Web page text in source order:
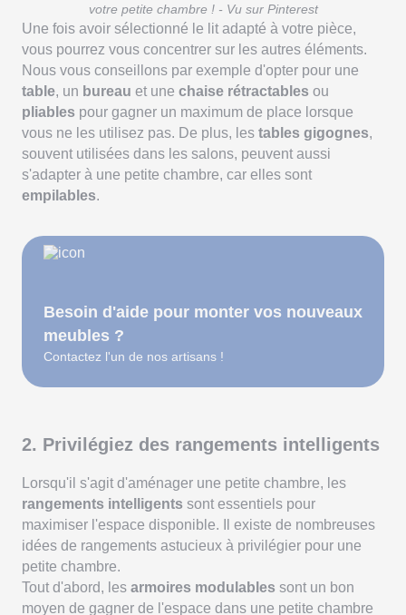
votre petite chambre ! - Vu sur Pinterest
Une fois avoir sélectionné le lit adapté à votre pièce,
vous pourrez vous concentrer sur les autres éléments.
Nous vous conseillons par exemple d'opter pour une
table, un bureau et une chaise rétractables ou
pliables pour gagner un maximum de place lorsque
vous ne les utilisez pas. De plus, les tables gigognes,
souvent utilisées dans les salons, peuvent aussi
s'adapter à une petite chambre, car elles sont
empilables.
Besoin d'aide pour monter vos nouveaux
meubles ?
Contactez l'un de nos artisans !
2. Privilégiez des rangements intelligents
Lorsqu'il s'agit d'aménager une petite chambre, les
rangements intelligents sont essentiels pour
maximiser l'espace disponible. Il existe de nombreuses
idées de rangements astucieux à privilégier pour une
petite chambre.
Tout d'abord, les armoires modulables sont un bon
moyen de gagner de l'espace dans une petite chambre